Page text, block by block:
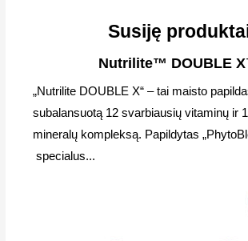
Susiję
Nutrilite™ DOUBLE
„Nutrilite DOUBLE X“ – tai maisto
subalansuotą 12 svarbiausių vitaminų ir
mineralų kompleksą. Papildytas
specialus...